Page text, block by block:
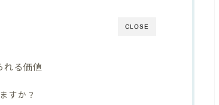
CLOSE
れる価値
すか？